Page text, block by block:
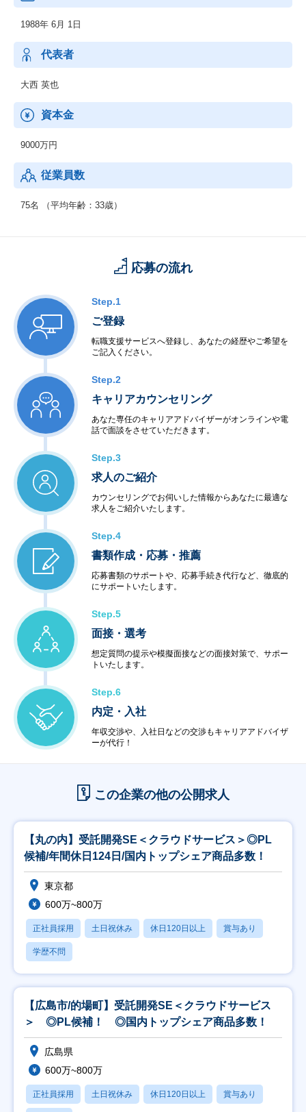
1988年 6月 1日
代表者
大西 英也
資本金
9000万円
従業員数
75名 （平均年齢：33歳）
応募の流れ
Step.1
ご登録
転職支援サービスへ登録し、あなたの経歴やご希望を
ご記入ください。
Step.2
キャリアカウンセリング
あなた専任のキャリアアドバイザーがオンラインや電
話で面談をさせていただきます。
Step.3
求人のご紹介
カウンセリングでお伺いした情報からあなたに最適な
求人をご紹介いたします。
Step.4
書類作成・応募・推薦
応募書類のサポートや、応募手続き代行など、徹底的
にサポートいたします。
Step.5
面接・選考
想定質問の提示や模擬面接などの面接対策で、サポー
トいたします。
Step.6
内定・入社
年収交渉や、入社日などの交渉もキャリアアドバイザ
ーが代行！
この企業の他の公開求人
【丸の内】受託開発SE＜クラウドサービス＞◎PL
候補/年間休日124日/国内トップシェア商品多数！
東京都
600万~800万
正社員採用 土日祝休み 休日120日以上 賞与あり
学歴不問
【広島市/的場町】受託開発SE＜クラウドサービス
＞ ◎PL候補！ ◎国内トップシェア商品多数！
広島県
600万~800万
正社員採用 土日祝休み 休日120日以上 賞与あり